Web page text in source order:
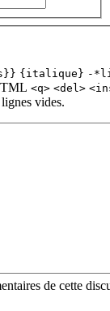
{italique} -
<q> <del>
vides.
de cette